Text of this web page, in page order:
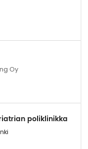
Oy
poliklinikka